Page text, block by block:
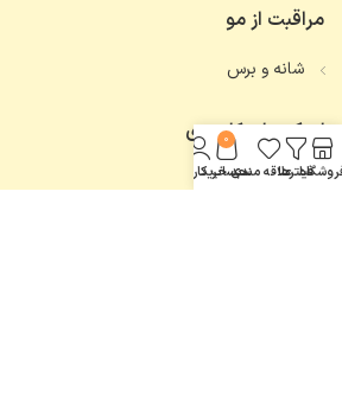
مراقبت از مو
شانه و برس
لینک های کاربردی
تماس با ما
فیلترهاعلاقه مندی
0
سبد خرید
حساب کاربری من